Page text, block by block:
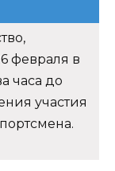
февраля в
часа до
участия